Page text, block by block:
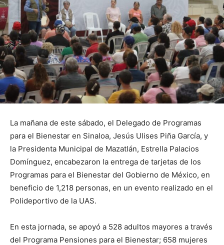
La mañana de este sábado, el Delegado de Programas
para el Bienestar en Sinaloa, Jesús Ulises Piña García, y
la Presidenta Municipal de Mazatlán, Estrella Palacios
Domínguez, encabezaron la entrega de tarjetas de los
Programas para el Bienestar del Gobierno de México, en
beneficio de 1,218 personas, en un evento realizado en el
Polideportivo de la UAS.
En esta jornada, se apoyó a 528 adultos mayores a través
del Programa Pensiones para el Bienestar; 658 mujeres